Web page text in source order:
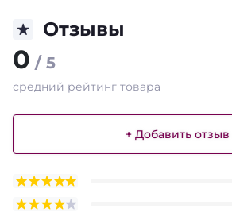
Отзывы
0 / 5
средний рейтинг товара
+ Добавить отзыв